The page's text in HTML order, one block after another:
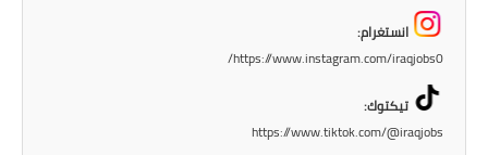
انستغرام:
https://www.instagram.com/iraqjobs0/
تيكتوك:
https://www.tiktok.com/@iraqjobs